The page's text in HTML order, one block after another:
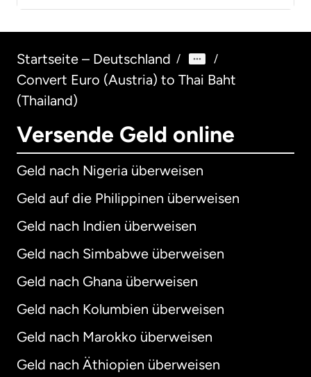
Startseite – Deutschland / /
Convert Euro (Austria) to Thai Baht
(Thailand)
Versende Geld online
Geld nach Nigeria überweisen
Geld auf die Philippinen überweisen
Geld nach Indien überweisen
Geld nach Simbabwe überweisen
Geld nach Ghana überweisen
Geld nach Kolumbien überweisen
Geld nach Marokko überweisen
Geld nach Äthiopien überweisen